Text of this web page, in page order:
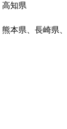
知県
本県、長崎県